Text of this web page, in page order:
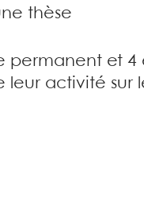
thèse
permanent et 4
activité sur